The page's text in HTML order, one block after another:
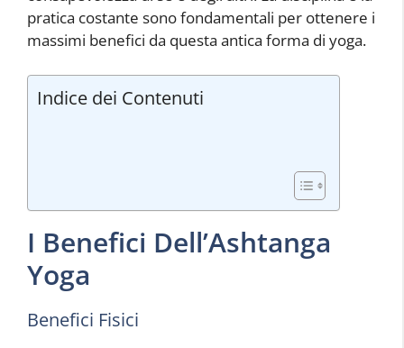
pratica costante sono fondamentali per ottenere i
massimi benefici da questa antica forma di yoga.
Indice dei Contenuti
I Benefici Dell’Ashtanga
Yoga
Benefici Fisici